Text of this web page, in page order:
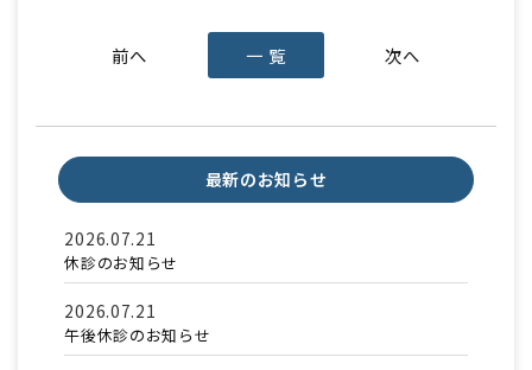
一 覧
最新のお知らせ
2026.07.21
休診のお知らせ
2026.07.21
午後休診のお知らせ